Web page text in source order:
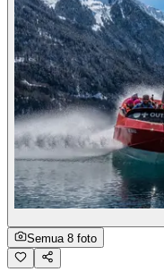
Semua 8 foto